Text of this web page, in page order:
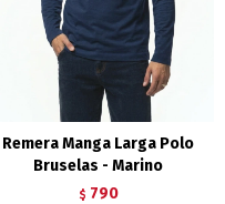
Remera Manga Larga Polo
Bruselas - Marino
$ 790